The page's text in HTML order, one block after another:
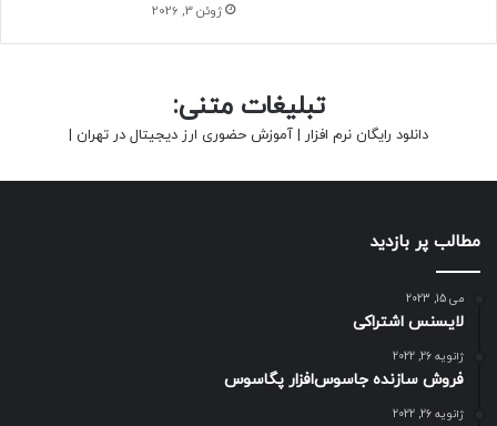
ژوئن 3, 2026
تبلیغات متنی:
دانلود رایگان نرم افزار | آموزش حضوری ارز دیجیتال در تهران |
مطالب پر بازدید
می 15, 2023
لایسنس اشتراکی
ژانویه 26, 2022
فروش سازنده جاسوس‌افزار پگاسوس
ژانویه 26, 2022